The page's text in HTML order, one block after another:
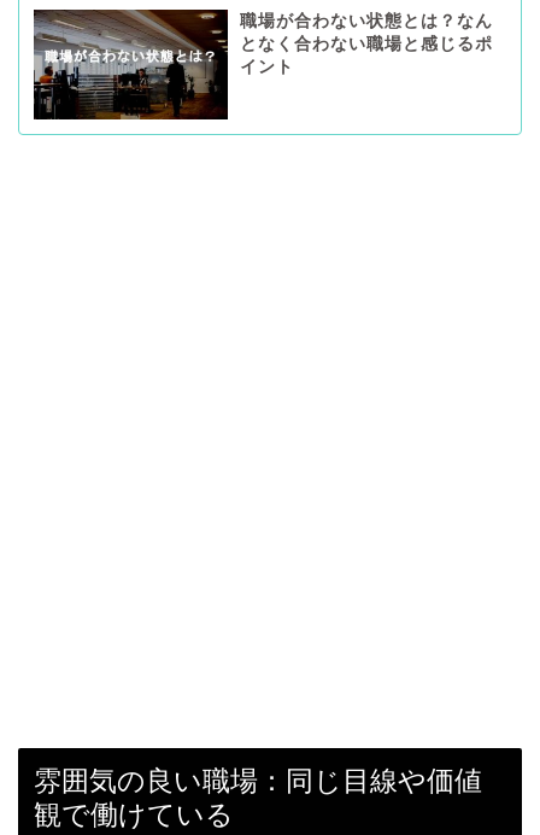
職場が合わない状態とは？なん
となく合わない職場と感じるポ
イント
雰囲気の良い職場：同じ目線や価値
観で働けている